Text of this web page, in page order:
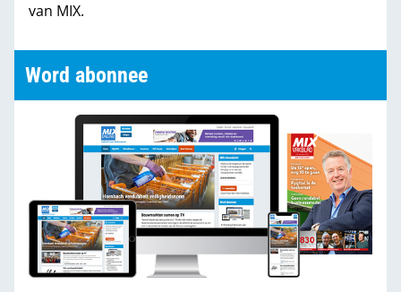
van MIX.
Word abonnee